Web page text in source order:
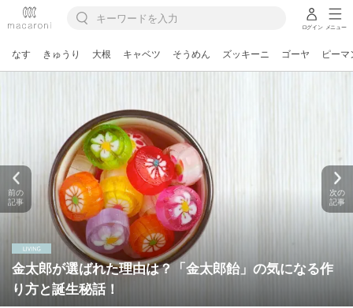
ログイン メニュー
なす きゅうり 大根 キャベツ そうめん ズッキーニ ゴーヤ ピーマ
金太郎が選ばれた理由は？「金太郎飴」の気になる作
り方と誕生秘話！
前の
記事
次の
記事